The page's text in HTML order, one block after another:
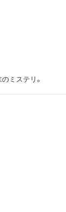
ミステリ。